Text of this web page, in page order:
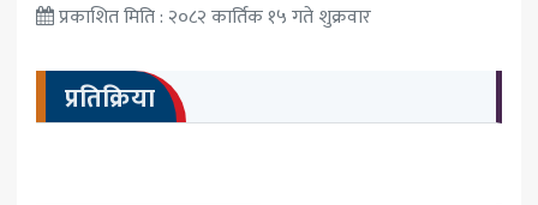
प्रकाशित मिति : २०८२ कार्तिक १५ गते शुक्रवार
प्रतिक्रिया